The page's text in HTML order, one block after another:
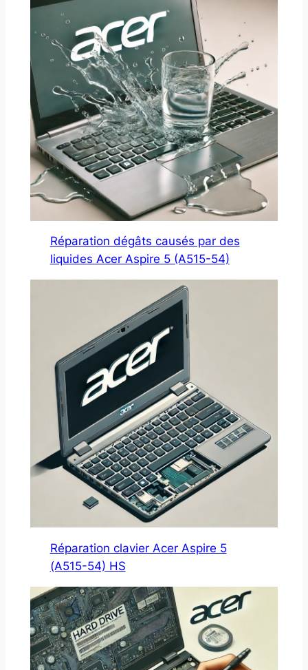
Réparation dégâts causés par des
liquides Acer Aspire 5 (A515-54)
Réparation clavier Acer Aspire 5
(A515-54) HS